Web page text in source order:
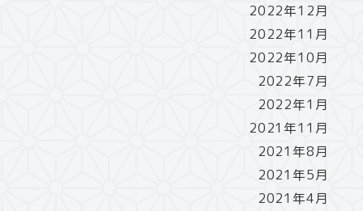
2022年12月
2022年11月
2022年10月
2022年7月
2022年1月
2021年11月
2021年8月
2021年5月
2021年4月